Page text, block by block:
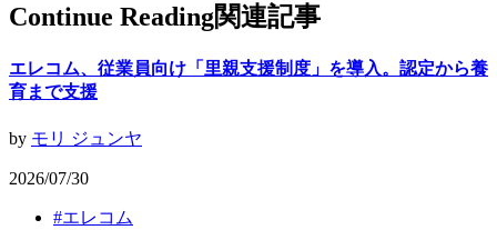
Continue Reading関連記事
エレコム、従業員向け「里親支援制度」を導入。認定から養
育まで支援
by モリ ジュンヤ
2026/07/30
#エレコム